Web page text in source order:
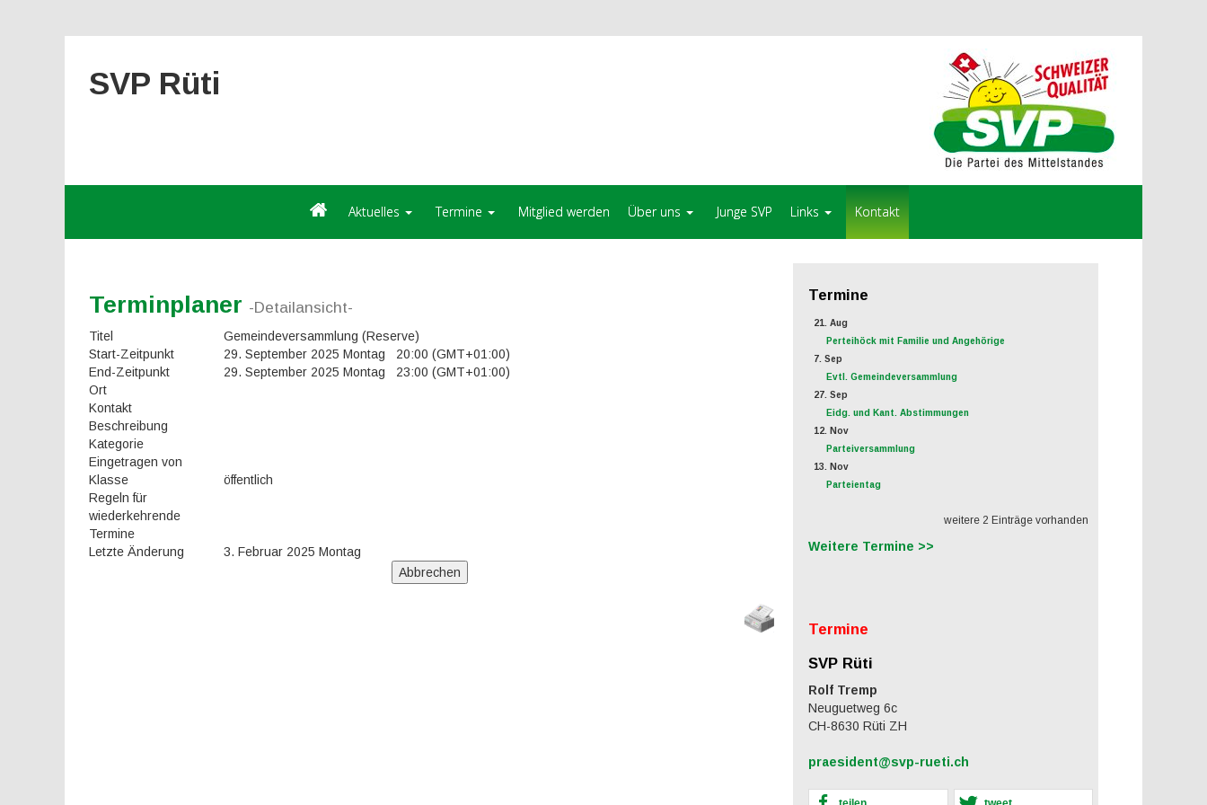
SVP Rüti
Aktuelles Termine Mitglied werden Über uns Junge SVP Links Kontakt
Terminplaner -Detailansicht-
Titel
Gemeindeversammlung (Reserve)
Start-Zeitpunkt
29. September 2025 Montag 20:00 (GMT+01:00)
End-Zeitpunkt
29. September 2025 Montag 23:00 (GMT+01:00)
Ort
Kontakt
Beschreibung
Kategorie
Eingetragen von
Klasse
öffentlich
Regeln für
wiederkehrende
Termine
Letzte Änderung
3. Februar 2025 Montag
Termine
21. Aug
Perteihöck mit Familie und Angehörige
7. Sep
Evtl. Gemeindeversammlung
27. Sep
Eidg. und Kant. Abstimmungen
12. Nov
Parteiversammlung
13. Nov
Parteientag
weitere 2 Einträge vorhanden
Weitere Termine >>
Termine
SVP Rüti
Rolf Tremp
Neuguetweg 6c
CH-8630 Rüti ZH
praesident@svp-rueti.ch